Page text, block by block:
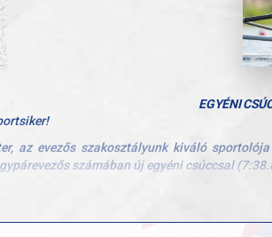
EGYÉNI
az evezős szakosztályunk kiváló
számában új egyéni csúccsal